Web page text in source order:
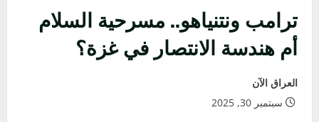
ترامب ونتنياهو.. مسرحية السلام
أم هندسة الانتصار في غزة؟
العراق الآن
سبتمبر 30, 2025